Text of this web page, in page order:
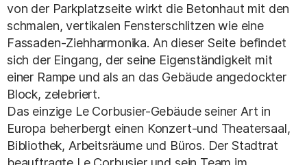
von der Parkplatzseite wirkt die Betonhaut mit den
schmalen, vertikalen Fensterschlitzen wie eine
Fassaden-Ziehharmonika. An dieser Seite befindet
sich der Eingang, der seine Eigenständigkeit mit
einer Rampe und als an das Gebäude angedockter
Block, zelebriert.
Das einzige Le Corbusier-Gebäude seiner Art in
Europa beherbergt einen Konzert-und Theatersaal,
Bibliothek, Arbeitsräume und Büros. Der Stadtrat